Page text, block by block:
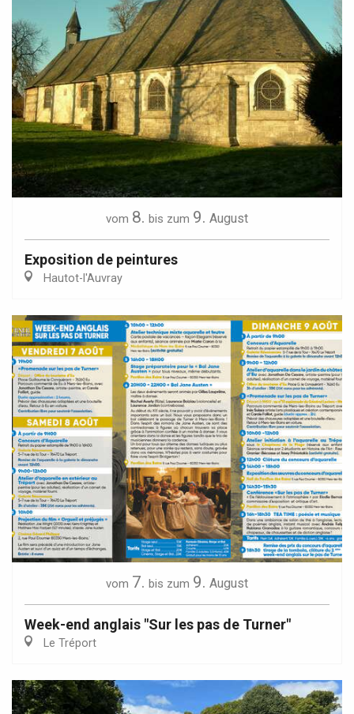
vom 8. bis zum 9. August
Exposition de peintures
Hautot-l'Auvray
vom 7. bis zum 9. August
Week-end anglais "Sur les pas de Turner"
Le Tréport